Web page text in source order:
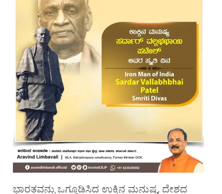
ಭಾರತವನ್ನು ಒಗ್ಗೂಡಿಸಿದ ಉಕ್ಕಿನ ಮನುಷ್ಯ, ದೇಶದ